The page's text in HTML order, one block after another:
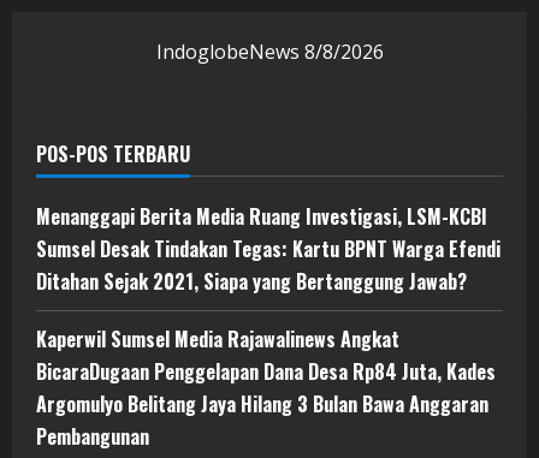
IndoglobeNews 8/8/2026
POS-POS TERBARU
Menanggapi Berita Media Ruang Investigasi, LSM-KCBI
Sumsel Desak Tindakan Tegas: Kartu BPNT Warga Efendi
Ditahan Sejak 2021, Siapa yang Bertanggung Jawab?
Kaperwil Sumsel Media Rajawalinews Angkat
BicaraDugaan Penggelapan Dana Desa Rp84 Juta, Kades
Argomulyo Belitang Jaya Hilang 3 Bulan Bawa Anggaran
Pembangunan